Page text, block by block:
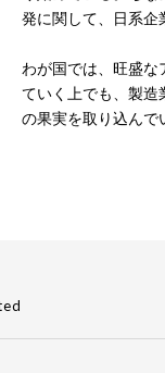
発に関して、日系企
わが国では、旺盛
ていく上でも、製造
の果実を取り込んで